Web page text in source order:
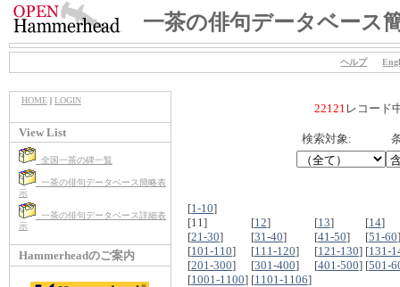
一茶の俳句データベース
ヘルプ
HOME| LOGIN
View List
全国一茶の碑一覧
一茶の俳句データベース簡略表
示
一茶の俳句データベース詳細表
示
Hammerheadのご案内
22121 レコード
検索対象:
[1-10]
[11]
[12] [13] [14]
[21-30] [31-40] [41-50] [51-60
[101-110] [111-120] [121-130] [131-
[201-300] [301-400] [401-500] [501-
[1001-1100] [1101-1106]